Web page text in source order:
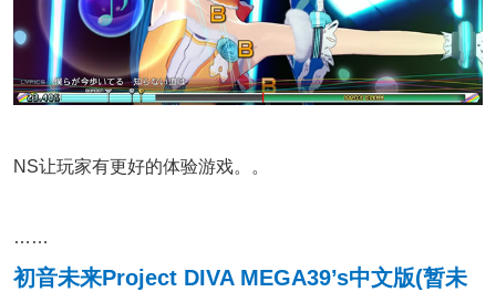
NS让玩家有更好的体验游戏。。
……
初音未来Project DIVA MEGA39’s中文版(暂未